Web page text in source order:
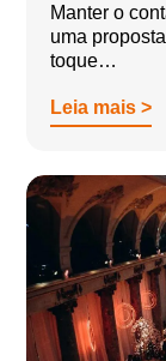
Manter o
uma
toque…
Leia mais >